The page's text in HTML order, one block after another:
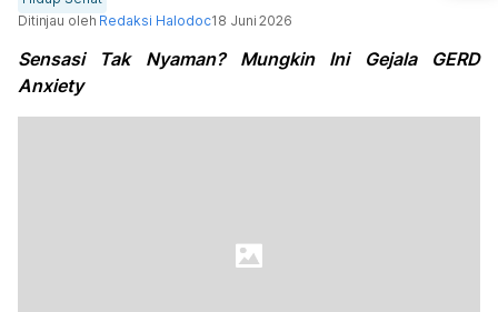
Ditinjau oleh Redaksi Halodoc18 Juni 2026
Sensasi Tak Nyaman? Mungkin Ini Gejala GERD
Anxiety